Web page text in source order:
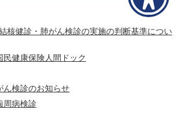
核健診・肺がん検診の実施の判断基準につい
健康保険人間ドック
ん検診のお知らせ
周病検診